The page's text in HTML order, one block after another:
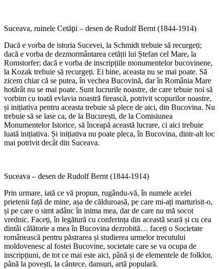
Suceava, ruinele Cetăţii – desen de Rudolf Bernt (1844-1914)
Dacă e vorba de istoria Sucevei, la Schmidt trebuie să recurgeți;
dacă e vorba de dezmormântarea cetății lui Ștefan cel Mare, la
Romstorfer; dacă e vorba de inscripțiile monumentelor bucovinene,
la Kozak trebuie să recurgeți. Ei bine, aceasta nu se mai poate. Să
zicem chiar că se putea, în vechea Bucovină, dar în România Mare
hotărât nu se mai poate. Sunt lucrurile noastre, de care tebuie noi să
vorbim cu toată evlavia noastră firească, potrivit scopurilor noastre,
și inițiativa pentru aceasta trebuie să plece de aici, din Bucovina. Nu
trebuie să se lase ca, de la București, de la Comisiunea
Monumentelor Istorice, să înceapă această lucrare, ci aici trebuie
luată inițiativa. Și inițiativa nu poate pleca, în Bucovina, dintr-alt loc
mai potrivit decât din Suceava.
Suceava – desen de Rudolf Bernt (1844-1914)
Prin urmare, iată ce vă propun, rugându-vă, în numele acelei
prietenii față de mine, așa de călduroasă, pe care mi-ați marturisit-o,
și pe care o simt adânc în inima mea, dar de care nu mă socot
vrednic. Faceți, în legătură cu conferința din această seară și cu cea
dintâi călătorie a mea în Bucovina dezrobită… faceți o Societate
românească pentru păstrarea și studierea urmelor trecutului
moldovenesc al fostei Bucovine, societate care se va ocupa de
inscripțiuni, de tot ce mai este aici, până și de elementele de folklor,
până la povești, la cântece, dansuri, artă populară.